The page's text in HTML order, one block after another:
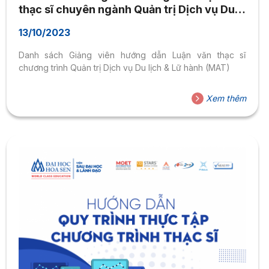
thạc sĩ chuyên ngành Quản trị Dịch vụ Du
13/10/2023
Danh sách Giảng viên hướng dẫn Luận văn thạc sĩ
chương trình Quản trị Dịch vụ Du lịch & Lữ hành (MAT)
Xem thêm